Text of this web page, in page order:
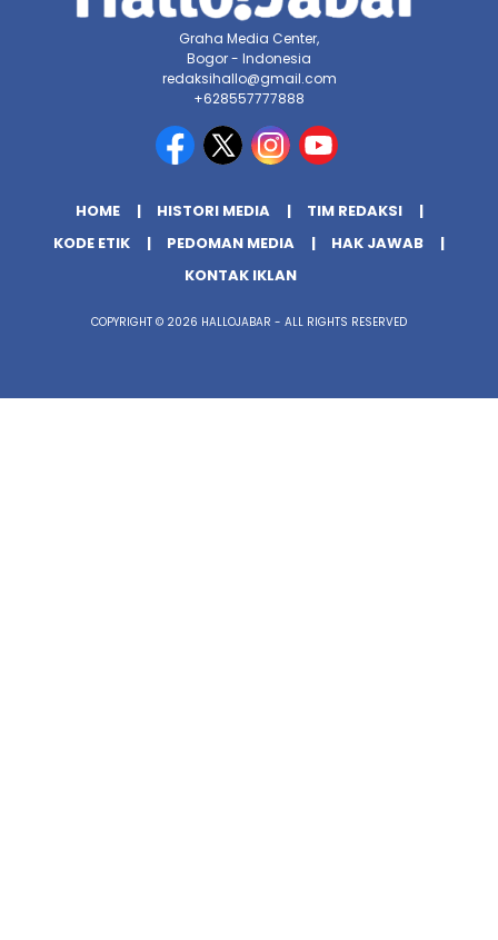
Graha Media Center,
Bogor - Indonesia
redaksihallo@gmail.com
+628557777888
HOME HISTORI MEDIA
TIM REDAKSI
KODE ETIK
PEDOMAN MEDIA
HAK JAWAB
KONTAK IKLAN
COPYRIGHT © 2026 HALLOJABAR - ALL RIGHTS RESERVED